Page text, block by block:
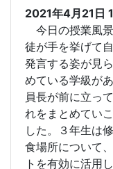
2021年4月21日
今日の授業風
徒が手を挙げて
発言する姿が見
めている学級が
員長が前に立っ
れをまとめてい
した。３年生は
食場所について
トを有効に活用